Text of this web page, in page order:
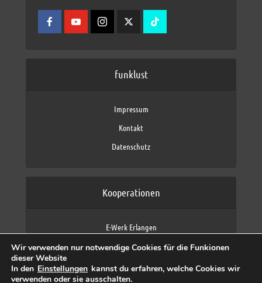
funklust
Impressum
Kontakt
Datenschutz
Kooperationen
E-Werk Erlangen
Fraunhofer IIS
max neo (AFK max)
Wir verwenden nur notwendige Cookies für die Funkionen
dieser Website
In den Einstellungen kannst du erfahren, welche Cookies wir
verwenden oder sie ausschalten.